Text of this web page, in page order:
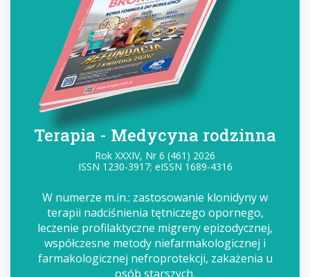
Terapia - Medycyna rodzinna
Rok XXXIV, Nr 6 (461) 2026
ISSN 1230-3917; eISSN 1689-4316
W numerze m.in.: zastosowanie klonidyny w
terapii nadciśnienia tętniczego opornego,
leczenie profilaktyczne migreny epizodycznej,
współczesne metody niefarmakologicznej i
farmakologicznej nefroprotekcji, zakażenia u
osób starszych.